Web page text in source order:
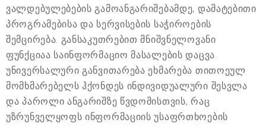
ვალდებულებების გამოანგარიშებამდე, დამატებითი
პროგრამებისა და სერვისების საჭიროების
შემცირება. განსაკუთრებით მნიშვნელოვანი
ფუნქციაა საინფორმაციო მასალების დაცვა.
უნივერსალური განვითარება ეხმარება თითოეულ
მომხმარებელს ჰქონდეს ინდივიდუალური შესვლა
და პაროლი ანგარიშზე წვდომისთვის, რაც
უზრუნველყოფს ინფორმაციის უსაფრთხოების